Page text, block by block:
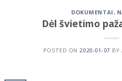
DOKUMENTAI,
Dėl švietimo
POSTED ON 2020-01-07 BY